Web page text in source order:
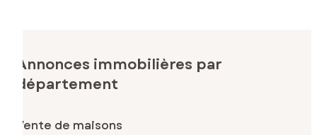
Annonces immobilières par
département
Vente de maisons